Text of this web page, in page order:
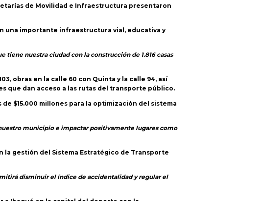
de Movilidad e Infraestructura presentaron
una importante infraestructura vial, educativa y
nuestra ciudad con la construcción de 1.816 casas
obras en la calle 60 con Quinta y la calle 94, así
que dan acceso a las rutas del transporte público.
$15.000 millones para la optimización del sistema
municipio e impactar positivamente lugares como
la gestión del Sistema Estratégico de Transporte
disminuir el índice de accidentalidad y regular el